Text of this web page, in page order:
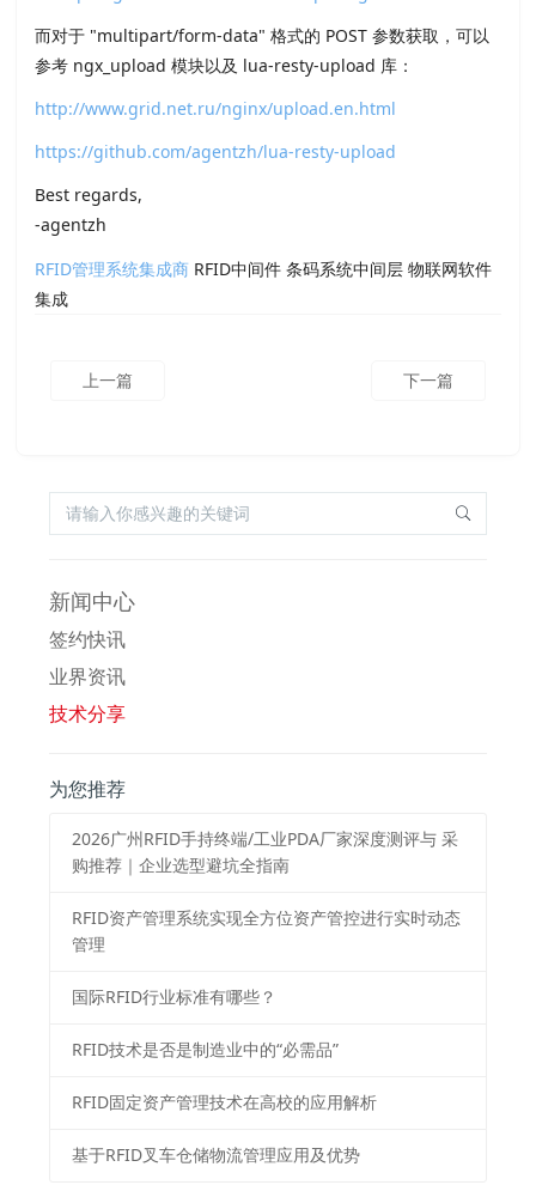
而对于 "multipart/form-data" 格式的 POST 参数获取，可以
参考 ngx_upload 模块以及 lua-resty-upload 库：
http://www.grid.net.ru/nginx/upload.en.html
https://github.com/agentzh/lua-resty-upload
Best regards,
-agentzh
RFID管理系统集成商 RFID中间件 条码系统中间层 物联网软件
集成
上一篇 下一篇
新闻中心
签约快讯
业界资讯
技术分享
为您推荐
2026⼴州RFID⼿持终端/⼯业PDA⼚家深度测评与 采
购推荐｜企业选型避坑全指南
RFID资产管理系统实现全方位资产管控进行实时动态
管理
国际RFID行业标准有哪些？
RFID技术是否是制造业中的“必需品”
RFID固定资产管理技术在高校的应用解析
基于RFID叉车仓储物流管理应用及优势